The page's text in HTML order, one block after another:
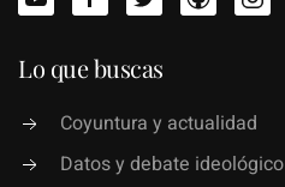
Lo que buscas
Coyuntura y actualidad
Datos y debate ideológico